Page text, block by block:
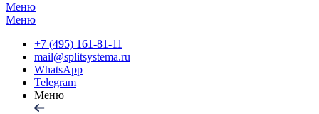
Меню
Меню
+7 (495) 161-81-11
mail@splitsystema.ru
WhatsApp
Telegram
Меню